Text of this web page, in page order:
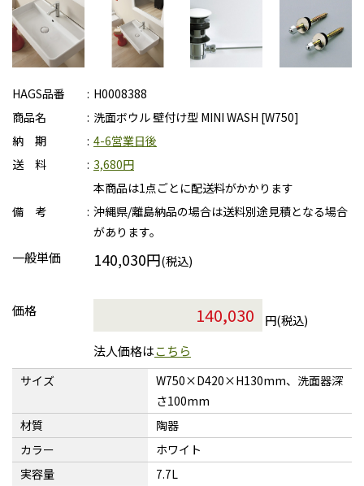
HAGS品番
H0008388
商品名
洗面ボウル 壁付け型 MINI WASH [W750]
納 期
4-6営業日後
送 料
3,680円
本商品は1点ごとに配送料がかかります
備 考
沖縄県/離島納品の場合は送料別途見積となる場合
があります。
一般単価 140,030円(税込)
価格
円(税込)
法人価格はこちら
サイズ
W750×D420×H130mm、洗面器深
さ100mm
材質
陶器
カラー
ホワイト
実容量
7.7L